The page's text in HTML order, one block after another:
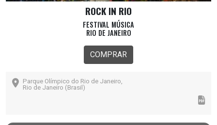
ROCK IN RIO
FESTIVAL MÚSICA
RIO DE JANEIRO
COMPRAR
Parque Olímpico do Rio de Janeiro,
Rio de Janeiro (Brasil)